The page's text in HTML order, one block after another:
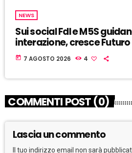
NEWS
Sui social FdI e M5S
interazione, cresce
today 7 AGOSTO 2026 4
COMMENTI POST (0)
Lascia un commento
Il tuo indirizzo email non sarà